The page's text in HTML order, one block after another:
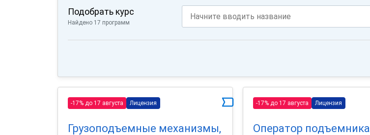
Подобрать курс
Найдено 17 программ
-17% до 17 августа Лицензия
Грузоподъемные механизмы,
-17% до 17 августа Лицензия
Оператор подъемника